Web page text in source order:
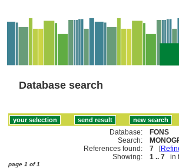
Database search
Database:
FONS
Search:
References found:
7 [
Showing:
1 .. 7 in
page 1 of 1